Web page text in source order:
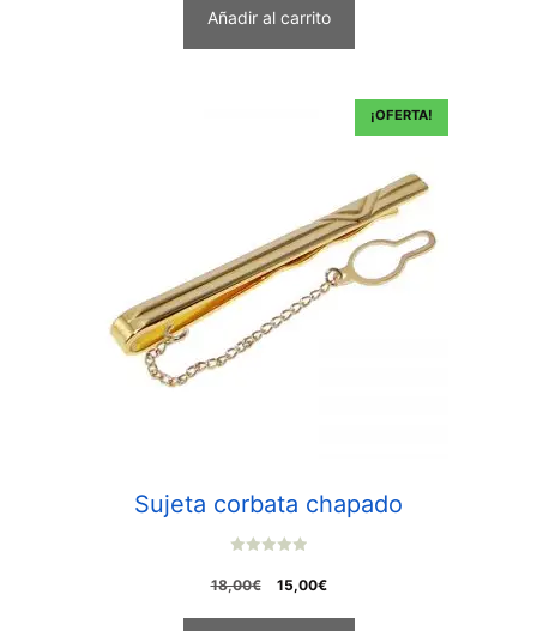
5
Añadir al carrito
¡OFERTA!
Sujeta corbata chapado
o
u
o
18,00€
El
precio
15,00€El
precio